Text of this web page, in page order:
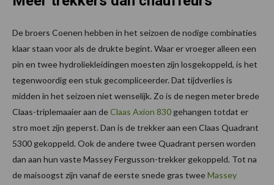
De broers Coenen hebben in het seizoen de nodige combinaties
klaar staan voor als de drukte begint. Waar er vroeger alleen een
pin en twee hydroliekleidingen moesten zijn losgekoppeld, is het
tegenwoordig een stuk gecompliceerder. Dat tijdverlies is
midden in het seizoen niet wenselijk. Zo is de negen meter brede
Claas-triplemaaier aan deClaas Axion 830 gehangen totdat er
stro moet zijn geperst. Dan is de trekker aan een Claas Quadrant
5300 gekoppeld. Ook de andere twee Quadrant persen worden
dan aan hun vaste Massey Fergusson-trekker gekoppeld. Tot na
de maisoogst zijn vanaf de eerste snede gras tweeMassey